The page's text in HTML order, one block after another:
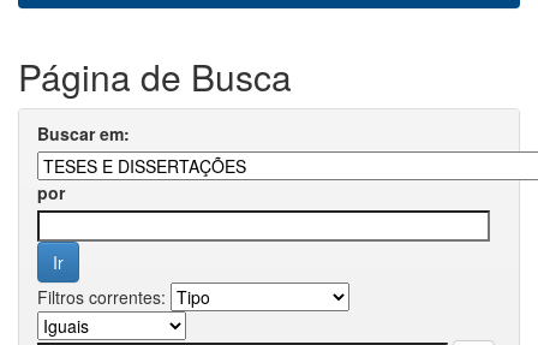
Página de Busca
Buscar em:
por
Filtros correntes: